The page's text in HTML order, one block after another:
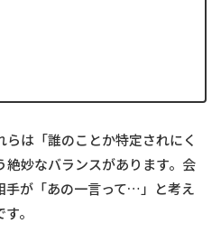
は「誰のことか特定されにく
絶妙なバランスがあります。会
手が「あの一言って…」と考え
。